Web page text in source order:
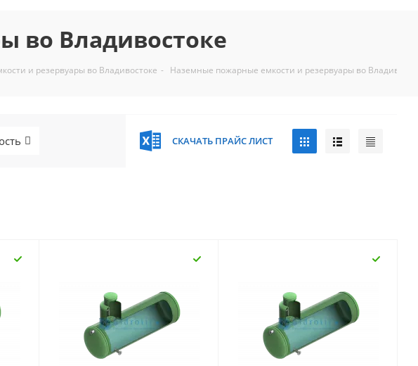
во Владивостоке
и резервуары во Владивостоке - Наземные пожарные емкости и резервуары во
СКАЧАТЬ ПРАЙС ЛИСТ